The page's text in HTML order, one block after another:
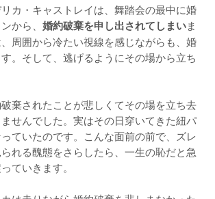
カ・キャストレイは、舞踏会の最中に婚
から、 婚約破棄を申し出されてしまいま
周囲から冷たい視線を感じながらも、婚
。そして、逃げるようにその場から立ち
棄されたことが悲しくてその場を立ち去
せんでした。実はその日穿いてきた紐パ
ていたのです。こんな面前の前で、ズレ
れる醜態をさらしたら、一生の恥だと急
ていきます。